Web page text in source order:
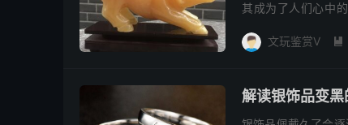
其成为了人们心中
用... 文玩鉴赏V 
解读银饰品变黑